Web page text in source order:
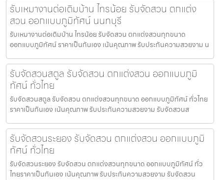
รับเหมางานต่อเติมบ้าน ไทรน้อย รับจัดสวน ตกแต่ง
สวน ออกแบบภูมิทัศน์ นนทบุรี
รับเหมางานต่อเติมบ้าน ไทรน้อย รับจัดสวน ตกแต่งสวนทุกขนาด
ออกแบบภูมิทัศน์ ราคาเป็นกันเอง เน้นคุณภาพ รับประกันความสวยงาม น
รับจัดสวนสตูล รับจัดสวน ตกแต่งสวน ออกแบบภูมิ
ทัศน์ ทั่วไทย
รับจัดสวนสตูล รับจัดสวน ตกแต่งสวนทุกขนาด ออกแบบภูมิทัศน์ ทั่วไทย
ราคาเป็นกันเอง เน้นคุณภาพ รับประกันความสวยงาม รับจัดสวนส
รับจัดสวนระยอง รับจัดสวน ตกแต่งสวน ออกแบบภูมิ
ทัศน์ ทั่วไทย
รับจัดสวนระยอง รับจัดสวน ตกแต่งสวนทุกขนาด ออกแบบภูมิทัศน์ ทั่ว
ไทยราคาเป็นกันเอง เน้นคุณภาพ รับประกันความสวยงาม รับจัดสวน